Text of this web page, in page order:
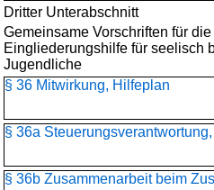
Dritter Unterabschnitt
Gemeinsame Vorschriften für
Eingliederungshilfe für seelisch
Jugendliche
§ 36 Mitwirkung, Hilfeplan
§ 36a
§ 36b Zusammenarbeit beim